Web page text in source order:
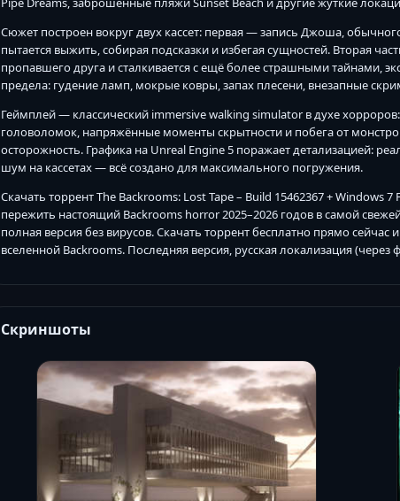
Сюжет построен вокруг двух кассет: первая — запись Джоша,
пытается выжить, собирая подсказки и избегая сущностей. Вторая
пропавшего друга и сталкивается с ещё более страшными тайнами,
предела: гудение ламп, мокрые ковры, запах плесени, внезапные
Геймплей — классический immersive walking simulator в духе
головоломок, напряжённые моменты скрытности и побега от
осторожность. Графика на Unreal Engine 5 поражает детализацией:
шум на кассетах — всё создано для максимального погружения.
Скачать торрент The Backrooms: Lost Tape – Build 15462367 + Windows
пережить настоящий Backrooms horror 2025–2026 годов в самой
полная версия без вирусов. Скачать торрент бесплатно прямо
вселенной Backrooms. Последняя версия, русская локализация
Скриншоты